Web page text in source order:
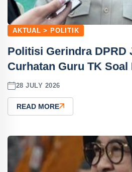
AKTUAL > POLITIK
Politisi Gerindra DPRD
Curhatan Guru TK Soal
28 JULY 2026
READ MORE